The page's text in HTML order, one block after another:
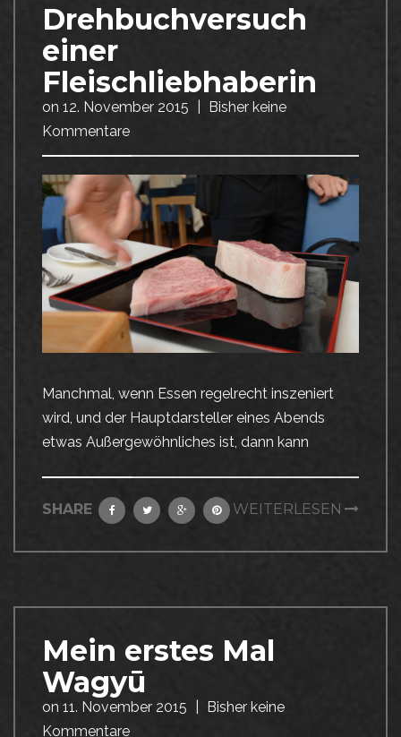
Drehbuchversuch
einer
Fleischliebhaberin
on 12. November 2015
Bisher keine
Kommentare
Manchmal, wenn Essen regelrecht inszeniert
wird, und der Hauptdarsteller eines Abends
etwas Außergewöhnliches ist, dann kann
SHARE WEITERLESEN
Mein erstes Mal
Wagyū
on 11. November 2015
Bisher keine
Kommentare